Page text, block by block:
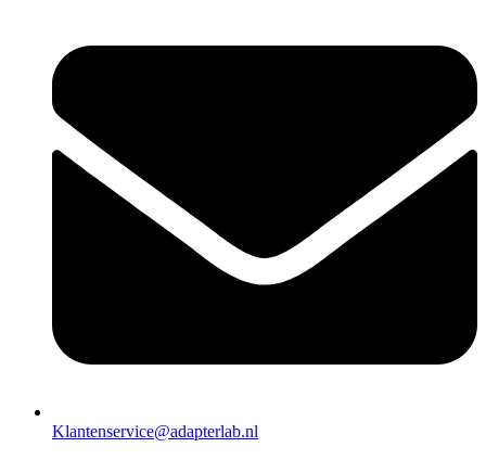
Klantenservice@adapterlab.nl